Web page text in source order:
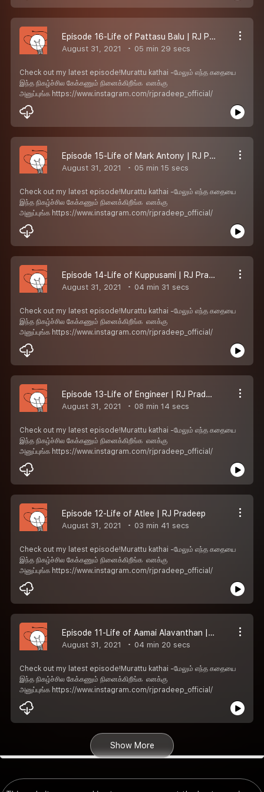
Episode 16-Life of Pattasu Balu | RJ Pradeep
August 31, 2021 05 min 29 secs
Check out my latest episode!Murattu kathai -மேலும் எந்த கதையை
இந்த நிகழ்ச்சில கேக்கணும் நினைக்கிறீங்க எனக்கு
அனுப்புங்க https://www.instagram.com/rjpradeep_official/
Episode 15-Life of Mark Antony | RJ Pradeep
August 31, 2021 05 min 15 secs
Check out my latest episode!Murattu kathai -மேலும் எந்த கதையை
இந்த நிகழ்ச்சில கேக்கணும் நினைக்கிறீங்க எனக்கு
அனுப்புங்க https://www.instagram.com/rjpradeep_official/
Episode 14-Life of Kuppusami | RJ Pradeep
August 31, 2021 04 min 31 secs
Check out my latest episode!Murattu kathai -மேலும் எந்த கதையை
இந்த நிகழ்ச்சில கேக்கணும் நினைக்கிறீங்க எனக்கு
அனுப்புங்க https://www.instagram.com/rjpradeep_official/
Episode 13-Life of Engineer | RJ Pradeep
August 31, 2021 08 min 14 secs
Check out my latest episode!Murattu kathai -மேலும் எந்த கதையை
இந்த நிகழ்ச்சில கேக்கணும் நினைக்கிறீங்க எனக்கு
அனுப்புங்க https://www.instagram.com/rjpradeep_official/
Episode 12-Life of Atlee | RJ Pradeep
August 31, 2021 03 min 41 secs
Check out my latest episode!Murattu kathai -மேலும் எந்த கதையை
இந்த நிகழ்ச்சில கேக்கணும் நினைக்கிறீங்க எனக்கு
அனுப்புங்க https://www.instagram.com/rjpradeep_official/
Episode 11-Life of Aamai Alavanthan | RJ Pradeep
August 31, 2021 04 min 20 secs
Check out my latest episode!Murattu kathai -மேலும் எந்த கதையை
இந்த நிகழ்ச்சில கேக்கணும் நினைக்கிறீங்க எனக்கு
அனுப்புங்க https://www.instagram.com/rjpradeep_official/
Show More